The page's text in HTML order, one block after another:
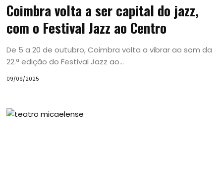
Coimbra volta a ser capital do jazz,
com o Festival Jazz ao Centro
De 5 a 20 de outubro, Coimbra volta a vibrar ao som da
22.ª edição do Festival Jazz ao...
09/09/2025